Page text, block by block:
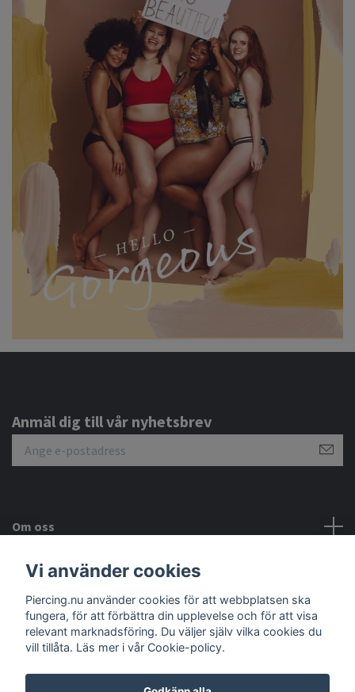
Anmäl dig till vår nyhetsbrev
Om oss
Kundtjänst
Sociala medier
Vi använder cookies
Piercing.nu använder cookies för att webbplatsen ska
fungera, för att förbättra din upplevelse och för att visa
relevant marknadsföring. Du väljer själv vilka cookies du
vill tillåta. Läs mer i vår Cookie-policy.